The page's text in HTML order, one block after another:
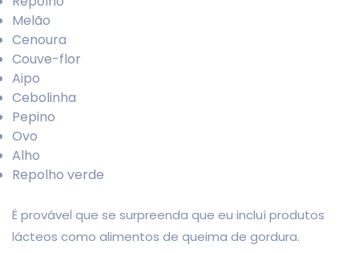
Melão
Cenoura
Couve-flor
Aipo
Cebolinha
Pepino
Ovo
Alho
Repolho verde
É provável que se surpreenda que eu incluí produtos
lácteos como alimentos de queima de gordura.